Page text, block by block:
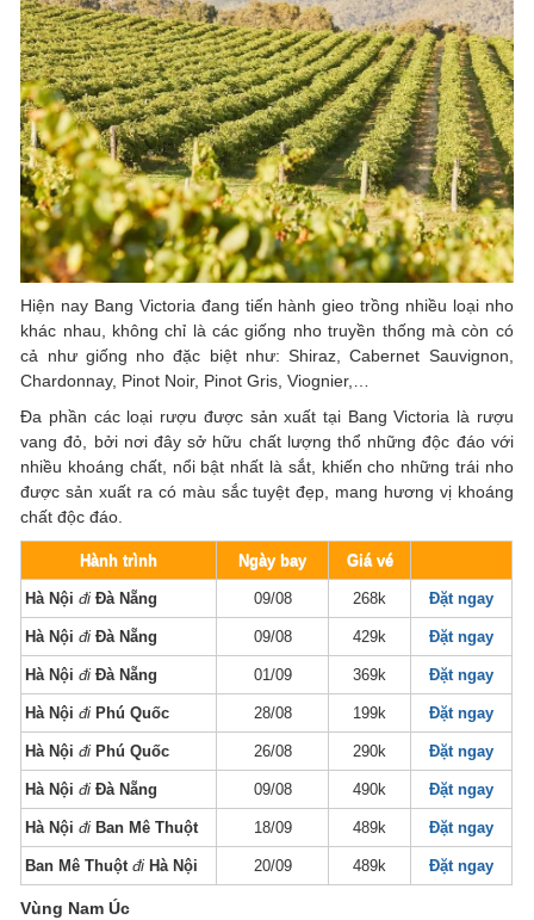
Hiện nay Bang Victoria đang tiến hành gieo trồng nhiều loại nho
khác nhau, không chỉ là các giống nho truyền thống mà còn có
cả như giống nho đặc biệt như: Shiraz, Cabernet Sauvignon,
Chardonnay, Pinot Noir, Pinot Gris, Viognier,…
Đa phần các loại rượu được sản xuất tại Bang Victoria là rượu
vang đỏ, bởi nơi đây sở hữu chất lượng thổ những độc đáo với
nhiều khoáng chất, nổi bật nhất là sắt, khiến cho những trái nho
được sản xuất ra có màu sắc tuyệt đẹp, mang hương vị khoáng
chất độc đáo.
Hành trình Ngày bay Giá vé
Hà Nộiđi Đà Nẵng 09/08 268k Đặt ngay
Hà Nộiđi Đà Nẵng 09/08 429k Đặt ngay
Hà Nộiđi Đà Nẵng 01/09 369k Đặt ngay
Hà Nộiđi Phú Quốc 28/08 199k Đặt ngay
Hà Nộiđi Phú Quốc 26/08 290k Đặt ngay
Hà Nộiđi Đà Nẵng 09/08 490k Đặt ngay
Hà Nộiđi Ban Mê Thuột 18/09 489k Đặt ngay
Ban Mê Thuộtđi Hà Nội 20/09 489k Đặt ngay
Vùng Nam Úc